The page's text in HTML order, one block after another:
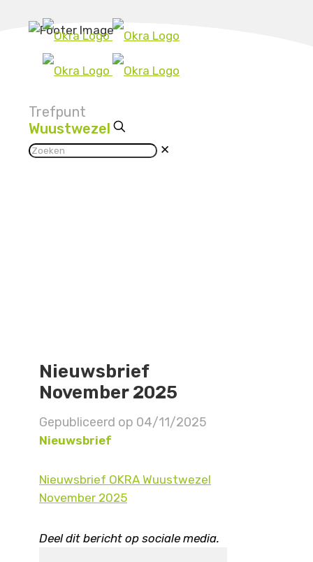
Trefpunt
Wuustwezel
✕
Nieuwsbrief
November 2025
Gepubliceerd op 04/11/2025
Nieuwsbrief
Nieuwsbrief OKRA Wuustwezel
November 2025
Deel dit bericht op sociale media.